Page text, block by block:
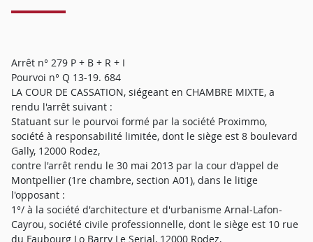
Arrêt n° 279 P + B + R + I
Pourvoi n° Q 13-19. 684
LA COUR DE CASSATION, siégeant en CHAMBRE MIXTE, a
rendu l'arrêt suivant :
Statuant sur le pourvoi formé par la société Proximmo,
société à responsabilité limitée, dont le siège est 8 boulevard
Gally, 12000 Rodez,
contre l'arrêt rendu le 30 mai 2013 par la cour d'appel de
Montpellier (1re chambre, section A01), dans le litige
l'opposant :
1°/ à la société d'architecture et d'urbanisme Arnal-Lafon-
Cayrou, société civile professionnelle, dont le siège est 10 rue
du Faubourg Lo Barry Le Serial, 12000 Rodez,